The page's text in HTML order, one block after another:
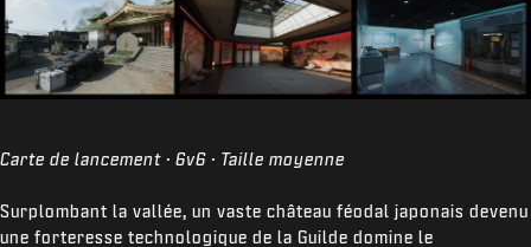
Carte de lancement · 6v6 · Taille moyenne
Surplombant la vallée, un vaste château féodal japonais devenu
une forteresse technologique de la Guilde domine le